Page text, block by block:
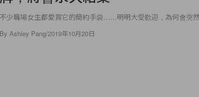
不少職場女生都愛買它的簡約手袋……明明大受歡迎，為何會突
By Ashley Pang/2019年10月20日